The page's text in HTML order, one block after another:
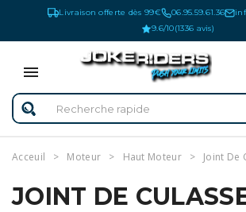
Livraison offerte dès 99€ 06.95.59.61.36
9.6/10(1336 avis)
Acceuil Moteur Haut Moteur Joint De
JOINT DE